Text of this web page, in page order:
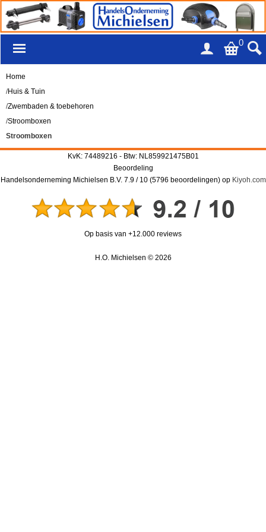
0
Home
/Huis & Tuin
/Zwembaden & toebehoren
/Stroomboxen
Stroomboxen
KvK: 74489216 - Btw: NL859921475B01
Beoordeling
Handelsonderneming Michielsen B.V. 7.9/ 10(5796 beoordelingen) op Kiyoh.com
Op basis van +12.000 reviews
H.O. Michielsen © 2026